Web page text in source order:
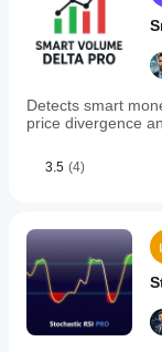
Detects smart
price divergence
3.5 (4)